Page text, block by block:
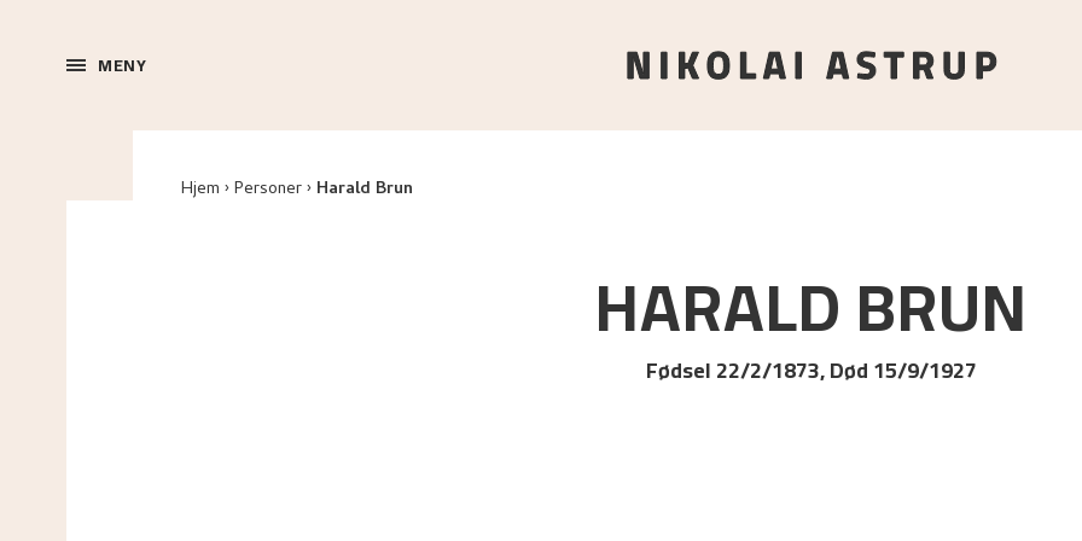
MENY
Hjem Personer Harald Brun
HARALDBRUN
Fødsel 22/2/1873, Død 15/9/1927